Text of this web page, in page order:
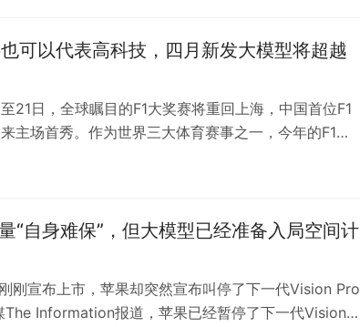
可以代表高科技，四月新发大模型将超越
21日，全球瞩目的F1大奖赛将重回上海，中国首位F1
主场首秀。作为世界三大体育赛事之一，今年的F1上
观众前往…
“自身难保”，但大模型已经准备入局空间计
刚宣布上市，苹果却突然宣布叫停了下一代Vision Pro
The Information报道，苹果已经暂停了下一代Vision…